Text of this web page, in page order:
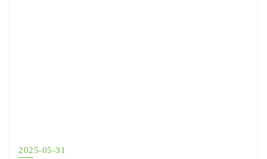
2025-05-31